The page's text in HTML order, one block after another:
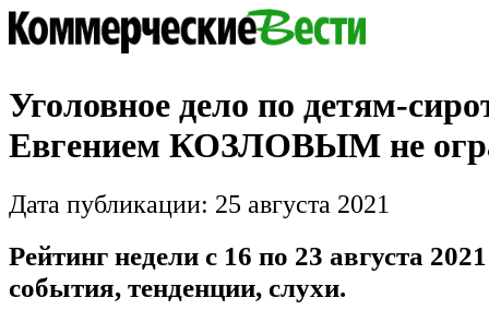
Уголовное дело по детям-
Евгением КОЗЛОВЫМ не
Дата публикации: 25 августа 2021
Рейтинг недели с 16 по 23 августа
события, тенденции, слухи.